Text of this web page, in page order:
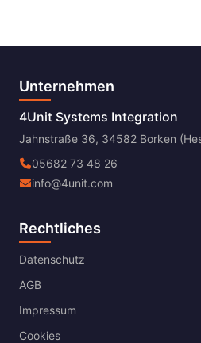
Unternehmen
4Unit Systems Integration
Jahnstraße 36, 34582 Borken
05682 73 48 26
info@4unit.com
Rechtliches
Datenschutz
AGB
Impressum
Cookies